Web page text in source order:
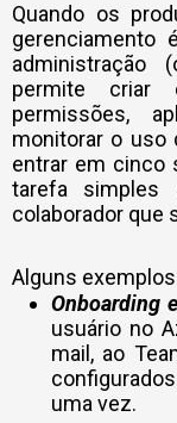
Quando os
gerenciamento
administração
permite criar
permissões,
monitorar o uso
entrar em cinco
tarefa simples
colaborador que
Alguns
Onboarding
usuário no
mail, ao
uma vez.